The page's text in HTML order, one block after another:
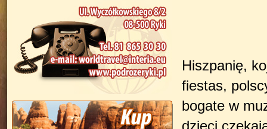
Hiszpanię,
fiestas,
bogate w